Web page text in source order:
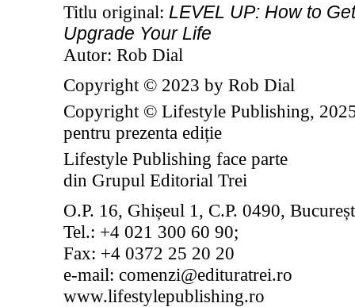
Titlu original: LEVEL UP: How to
Upgrade Your Life
Autor: Rob Dial
Copyright © 2023 by Rob Dial
Copyright © Lifestyle Publishing,
pentru prezenta ediție
Lifestyle Publishing face parte
din Grupul Editorial Trei
O.P. 16, Ghișeul 1, C.P. 0490,
Tel.: +4 021 300 60 90;
Fax: +4 0372 25 20 20
e-mail: comenzi@edituratrei.ro
www.lifestylepublishing.ro